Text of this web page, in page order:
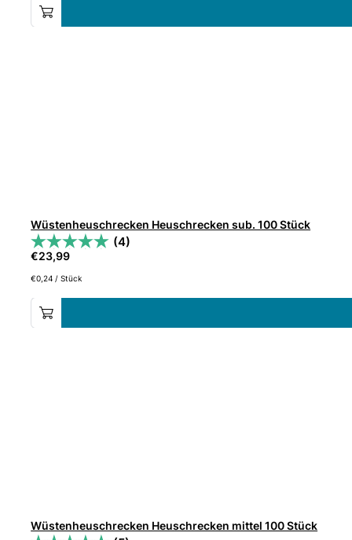
Wüstenheuschrecken Heuschrecken sub. 100 Stück
(4)
€23,99
€0,24 /Stück
Wüstenheuschrecken Heuschrecken mittel 100 Stück